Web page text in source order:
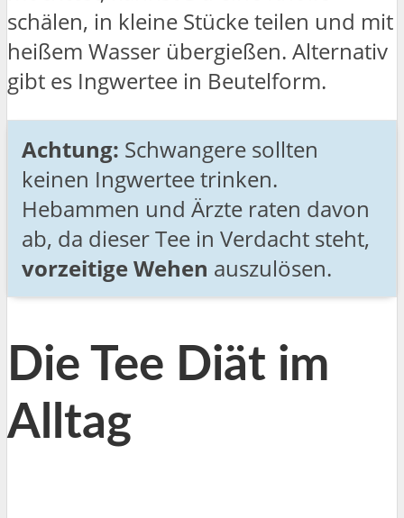
schälen, in kleine Stücke teilen und mit
heißem Wasser übergießen. Alternativ
gibt es Ingwertee in Beutelform.
Achtung: Schwangere sollten
keinen Ingwertee trinken.
Hebammen und Ärzte raten davon
ab, da dieser Tee in Verdacht steht,
vorzeitige Wehen auszulösen.
Die Tee Diät im
Alltag